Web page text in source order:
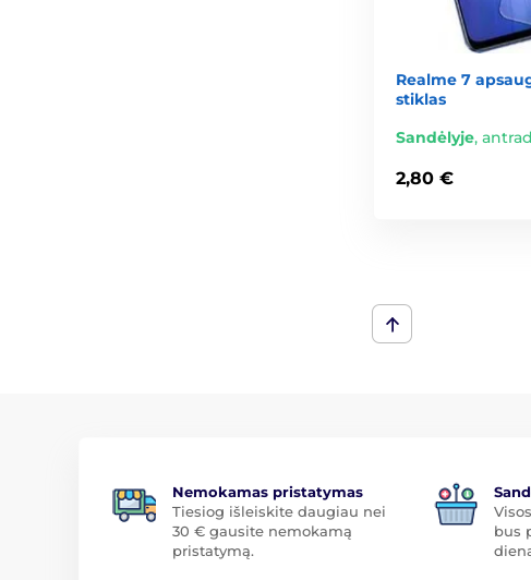
Realme 7
stiklas
Sandėlyje,
2,80 €
Nemokamas pristatymas
Tiesiog išleiskite daugiau nei
30 € gausite nemokamą
pristatymą.
bus